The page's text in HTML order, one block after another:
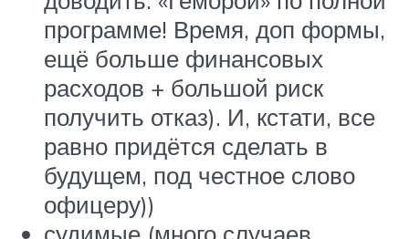
программе! Время, доп формы,
ещё больше финансовых
расходов + большой риск
получить отказ). И, кстати, все
равно придётся сделать в
будущем, под честное слово
офицеру))